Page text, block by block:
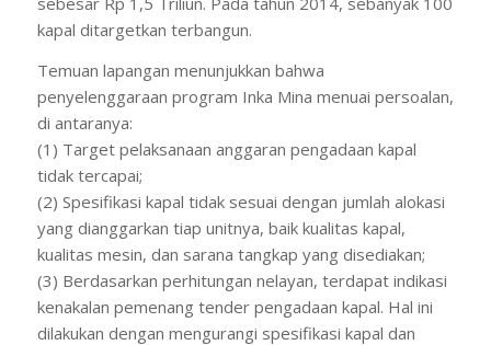
kapal ditargetkan terbangun.
Temuan lapangan menunjukkan bahwa
penyelenggaraan program Inka Mina menuai persoalan,
di antaranya:
(1) Target pelaksanaan anggaran pengadaan kapal
tidak tercapai;
(2) Spesifikasi kapal tidak sesuai dengan jumlah alokasi
yang dianggarkan tiap unitnya, baik kualitas kapal,
kualitas mesin, dan sarana tangkap yang disediakan;
(3) Berdasarkan perhitungan nelayan, terdapat indikasi
kenakalan pemenang tender pengadaan kapal. Hal ini
dilakukan dengan mengurangi spesifikasi kapal dan